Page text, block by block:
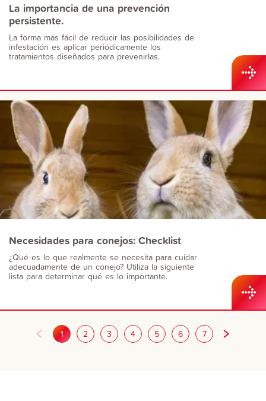
La importancia de una prevención
persistente.
La forma más fácil de reducir las posibilidades de
infestación es aplicar periódicamente los
tratamientos diseñados para prevenirlas.
Necesidades para conejos: Checklist
¿Qué es lo que realmente se necesita para cuidar
adecuadamente de un conejo? Utiliza la siguiente
lista para determinar qué es lo importante.
1 2 3 4 5 6 7